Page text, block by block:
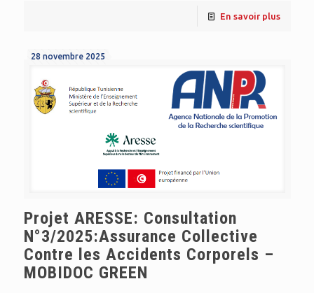
En savoir plus
28 novembre 2025
Projet ARESSE: Consultation
N°3/2025:Assurance Collective
Contre les Accidents Corporels –
MOBIDOC GREEN